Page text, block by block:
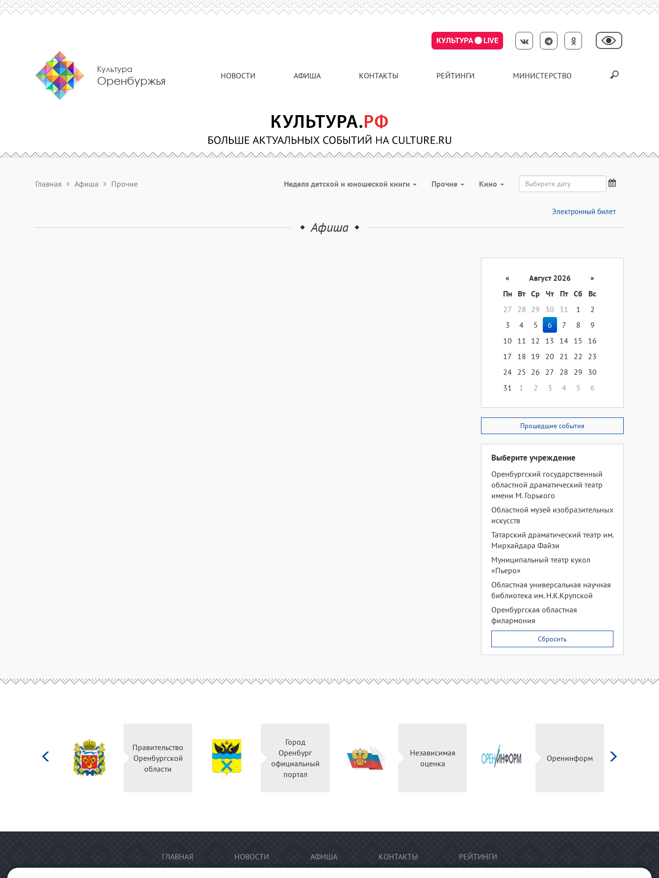
КУЛЬТУРА LIVE
Культура
Оренбуржья НОВОСТИ АФИША КОНТАКТЫ РЕЙТИНГИ МИНИСТЕРСТВО
Главная Афиша Прочие Неделя детской и юношеской книги Прочие Кино
Электронный билет
Афиша
« Август 2026
»
Пн
Вт Ср Чт Пт Сб
Вс
27
28 29 30 31 1
2
3
4 5 6 7 8
9
10
11 12 13 14 15
16
17
18 19 20 21 22
23
24 25 26 27 28 29
30
31
1 2 3 4 5 6
Прошедшие события
Выберите учреждение
Оренбургский государственный
областной драматический театр
имени М. Горького
Областной музей изобразительных
искусств
Татарский драматический театр им.
Мирхайдара Файзи
Муниципальный театр кукол
«Пьеро»
Областная универсальная научная
библиотека им. Н.К.Крупской
Оренбургская областная
филармония
Сбросить
Правительство
Оренбургской
области
Город
Оренбург
официальный
портал
Независимая
оценка
Оренинформ
ГЛАВНАЯ НОВОСТИ АФИША КОНТАКТЫ РЕЙТИНГИ